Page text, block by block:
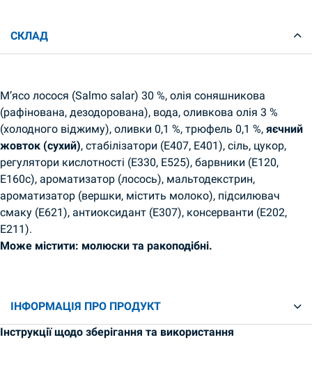
СКЛАД
М’ясо лосося (Salmo salar) 30 %, олія соняшникова
(рафінована, дезодорована), вода, оливкова олія 3 %
(холодного віджиму), оливки 0,1 %, трюфель 0,1 %, яєчний
жовток (сухий), стабілізатори (E407, E401), сіль, цукор,
регулятори кислотності (E330, E525), барвники (E120,
E160c), ароматизатор (лосось), мальтодекстрин,
ароматизатор (вершки, містить молоко), підсилювач
смаку (E621), антиоксидант (E307), консерванти (E202,
E211).
Може містити: молюски та ракоподібні.
ІНФОРМАЦІЯ ПРО ПРОДУКТ
Інструкції щодо зберігання та використання